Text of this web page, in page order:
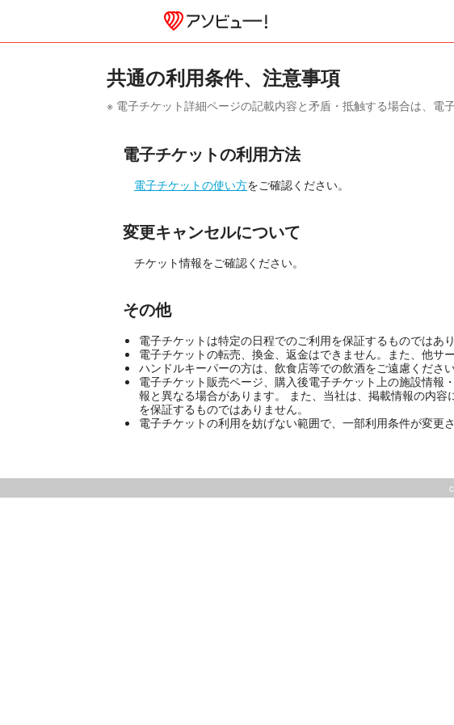
共通の利用条件、注意事項
※ 電子チケット詳細ページの記載内容と矛盾・抵触する場合は、電
電子チケットの利用方法
電子チケットの使い方をご確認ください。
変更キャンセルについて
チケット情報をご確認ください。
その他
電子チケットは特定の日程でのご利用を保証するものではあり
電子チケットの転売、換金、返金はできません。また、他サ
ハンドルキーパーの方は、飲食店等での飲酒をご遠慮ください
電子チケット販売ページ、購入後電子チケット上の施設情
報と異なる場合があります。 また、当社は、掲載情報の内
を保証するものではありません。
電子チケットの利用を妨げない範囲で、一部利用条件が変更